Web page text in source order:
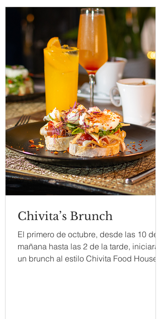
Chivita’s Brunch
El primero de octubre, desde las 10 de la
mañana hasta las 2 de la tarde, iniciará
un brunch al estilo Chivita Food House,